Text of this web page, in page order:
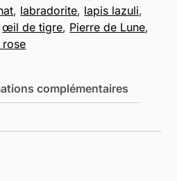
, labradorite, lapis lazuli,
œil de tigre, Pierre de Lune,
complémentaires